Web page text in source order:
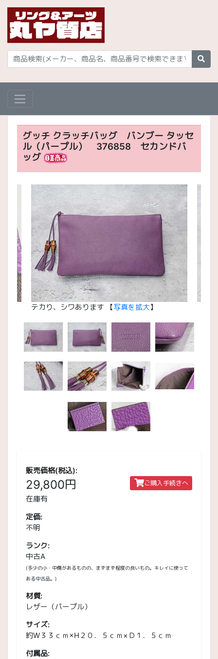
グッチ クラッチバッグ バンブー タッセ
ル（パープル） 376858 セカンドバ
ッグ
テカり、シワあります 【写真を拡大】
販売価格(税込):
29,800円 ご購入手続きへ
在庫有
定価:
不明
ランク:
中古A
(多少の小・中傷があるものの、まずまず程度の良いもの。キレイに使って
ある中古品。)
材質:
レザー（パープル）
サイズ:
約W３３ｃｍ×H２０．５ｃｍ×Ｄ１．５ｃｍ
付属品: